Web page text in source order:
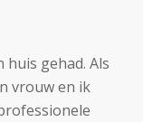
huis gehad. Als
vrouw en ik